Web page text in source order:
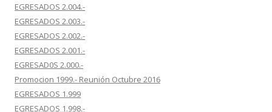
EGRESADOS 2.004.-
EGRESADOS 2.003.-
EGRESADOS 2.002.-
EGRESADOS 2.001.-
EGRESAD0S 2.000.-
Promocion 1999.- Reunión Octubre 2016
EGRESADOS 1.999
EGRESADOS 1.998.-